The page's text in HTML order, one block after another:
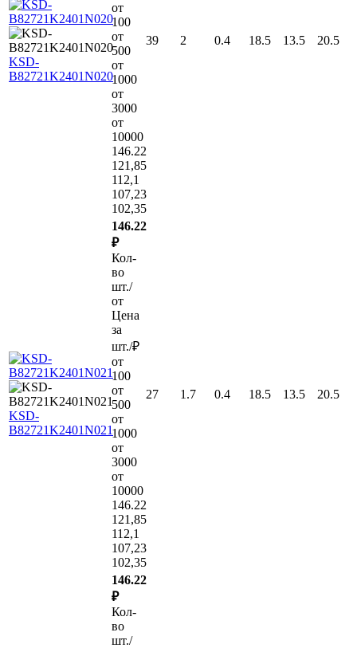
KSD-
B82721K2401N020
от
100
от
500
от
1000
от
3000
от
10000
146.22
121,85
112,1
107,23
102,35
39 2 0.4 18.5 13.5 20.5
KSD-
B82721K2401N021
146.22
₽
Кол-
во
шт./
от
Цена
за
шт./₽
от
100
от
500
от
1000
от
3000
от
10000
146.22
121,85
112,1
107,23
102,35
27 1.7 0.4 18.5 13.5 20.5
146.22
₽
Кол-
во
шт./